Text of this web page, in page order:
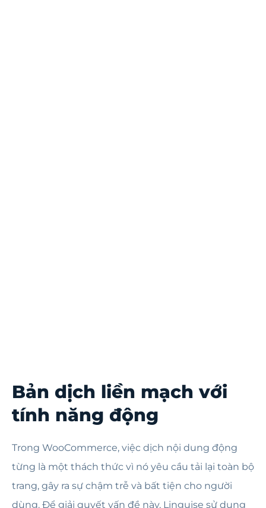
Bản dịch liền mạch với
tính năng động
Trong WooCommerce, việc dịch nội dung động
từng là một thách thức vì nó yêu cầu tải lại toàn bộ
trang, gây ra sự chậm trễ và bất tiện cho người
dùng. Để giải quyết vấn đề này, Linguise sử dụng